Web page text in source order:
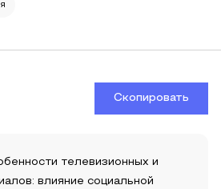
Скопировать
телевизионных и
влияние социальной